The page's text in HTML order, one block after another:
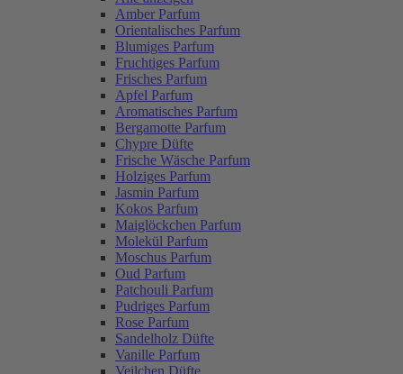
Amber Parfum
Orientalisches Parfum
Blumiges Parfum
Fruchtiges Parfum
Frisches Parfum
Apfel Parfum
Aromatisches Parfum
Bergamotte Parfum
Chypre Düfte
Frische Wäsche Parfum
Holziges Parfum
Jasmin Parfum
Kokos Parfum
Maiglöckchen Parfum
Molekül Parfum
Moschus Parfum
Oud Parfum
Patchouli Parfum
Pudriges Parfum
Rose Parfum
Sandelholz Düfte
Vanille Parfum
Veilchen Düfte